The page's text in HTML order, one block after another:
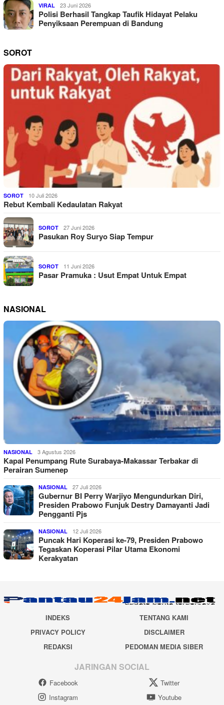
VIRAL 23 Juni 2026
Polisi Berhasil Tangkap Taufik Hidayat Pelaku
Penyiksaan Perempuan di Bandung
SOROT
SOROT 10 Juli 2026
Rebut Kembali Kedaulatan Rakyat
SOROT 27 Juni 2026
Pasukan Roy Suryo Siap Tempur
SOROT 11 Juni 2026
Pasar Pramuka : Usut Empat Untuk Empat
NASIONAL
NASIONAL 3 Agustus 2026
Kapal Penumpang Rute Surabaya-Makassar Terbakar di
Perairan Sumenep
NASIONAL 27 Juli 2026
Gubernur BI Perry Warjiyo Mengundurkan Diri,
Presiden Prabowo Funjuk Destry Damayanti Jadi
Pengganti Pjs
NASIONAL 12 Juli 2026
Puncak Hari Koperasi ke-79, Presiden Prabowo
Tegaskan Koperasi Pilar Utama Ekonomi
Kerakyatan
INDEKS
TENTANG KAMI
PRIVACY POLICY
DISCLAIMER
REDAKSI
PEDOMAN MEDIA SIBER
JARINGAN SOCIAL
Facebook
Twitter
Instagram
Youtube